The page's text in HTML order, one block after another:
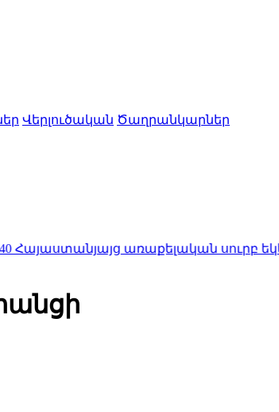
Վերլուծական Ծաղրանկարներ
առաքելական սուրբ եկեղեցին